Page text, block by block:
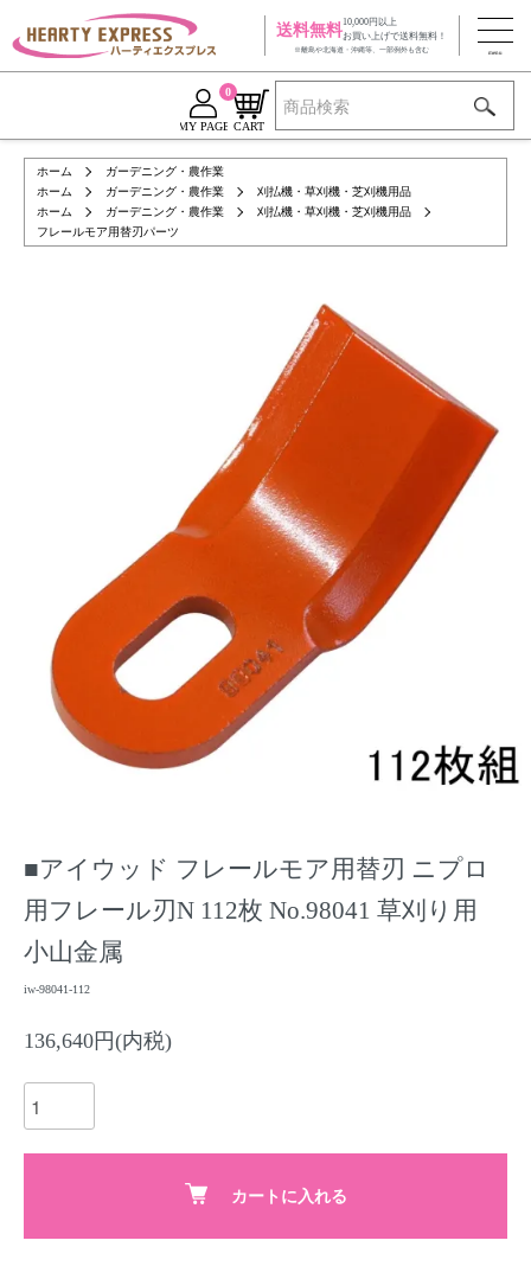
送料無料10,000円以上
お買い上げで送料無料！
※離島や北海道・沖縄等、一部例外も含む
MY PAGE CART
0
ホーム
ガーデニング・農作業
ホーム
ガーデニング・農作業
刈払機・草刈機・芝刈機用品
ホーム
ガーデニング・農作業
刈払機・草刈機・芝刈機用品
フレールモア用替刃パーツ
■アイウッド フレールモア用替刃 ニプロ
用フレール刃N 112枚 No.98041 草刈り用
小山金属
iw-98041-112
136,640円(内税)
カートに入れる